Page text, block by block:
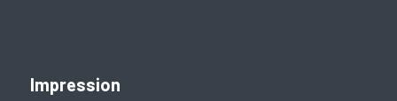
Impression